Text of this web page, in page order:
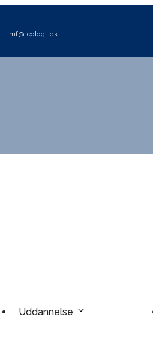
mf@teologi.dk
Uddannelse